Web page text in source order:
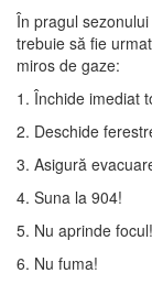
În pragul
trebuie să fie
miros de gaze:
1. Închide imediat
2. Deschide
3. Asigură
4. Suna la 904!
5. Nu aprinde focul!
6. Nu fuma!